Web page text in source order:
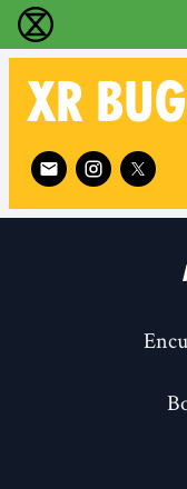
extinction
XR
Follow XR Bugesera